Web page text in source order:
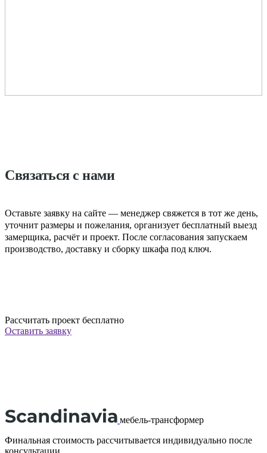
Связаться с нами
Оставьте заявку на сайте — менеджер свяжется в тот же день,
уточнит размеры и пожелания, организует бесплатный выезд
замерщика, расчёт и проект. После согласования запускаем
производство, доставку и сборку шкафа под ключ.
Рассчитать проект бесплатно
Оставить заявку
мебель-трансформер
Финальная стоимость рассчитывается индивидуально после
консультации